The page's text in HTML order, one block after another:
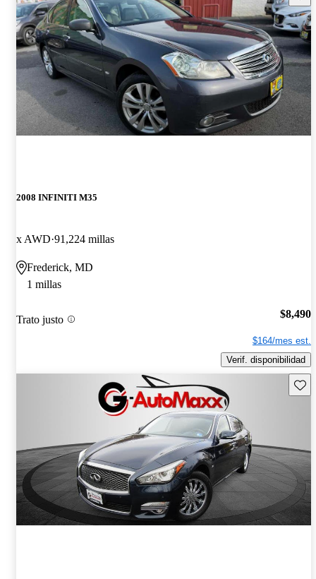
2008 INFINITI M35
x AWD 91,224 millas
Frederick, MD
1 millas
Trato justo $8,490
$164/mes est.
Verif. disponibilidad